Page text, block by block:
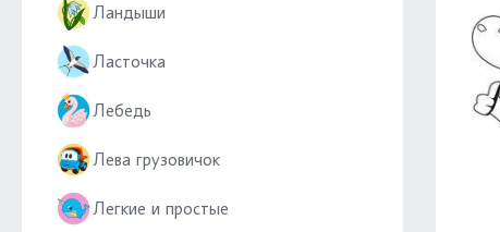
Ландыши
Ласточка
Лебедь
Лева грузовичок
Легкие и простые